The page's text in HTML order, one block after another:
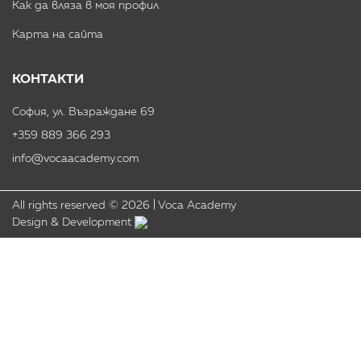
Как да вляза в моя профил
Карта на сайта
КОНТАКТИ
София, ул. Възраждане 69
+359 889 366 293
info@vocaacademy.com
All rights reserved © 2026
Voca Academy
Design & Development